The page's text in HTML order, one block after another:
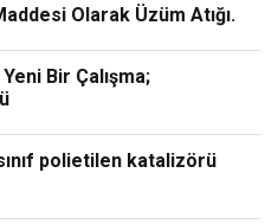
Olarak Üzüm Atığı.
Bir Çalışma;
polietilen katalizörü